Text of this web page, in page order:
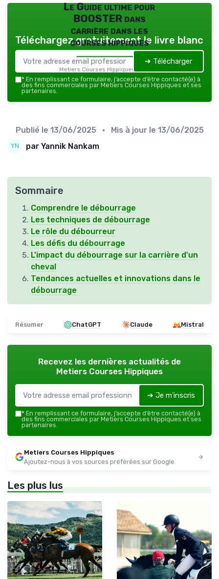
Le Guide ultime pour
BOOSTER dans
carrière dans les
courses hippiques
Metiers Courses Hippiques — 2026
Téléchargez gratuitement le livre blanc
➔ Télécharger
* En remplissant ce formulaire, j’accepte d’être contacté(e) à
des fins commerciales par Metiers Courses Hippiques et ses
partenaires.
Publié le 13/06/2025 • Mis à jour le 13/06/2025
par Yannik Nankam
Sommaire
Comprendre le débourrage
Les techniques de débourrage
Le rôle du débourreur
Les défis du débourrage
L'impact du débourrage sur la carrière d'un
cheval
Tendances actuelles et innovations dans le
débourrage
Résumer ChatGPT Claude Mistral
Recevez les dernières actualités de
Metiers Courses Hippiques
➔ Je m'inscris
* En remplissant ce formulaire, j’accepte d’être contacté(e) à
des fins commerciales par Metiers Courses Hippiques et ses
partenaires.
Metiers Courses Hippiques
Ajoutez-nous à vos sources préférées sur Google
Les plus lus